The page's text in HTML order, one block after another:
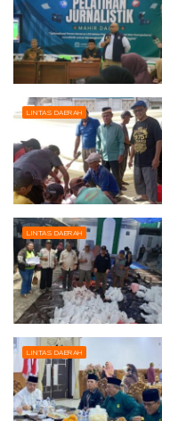
LINTAS DAERAH
LINTAS DAERAH
LINTAS DAERAH